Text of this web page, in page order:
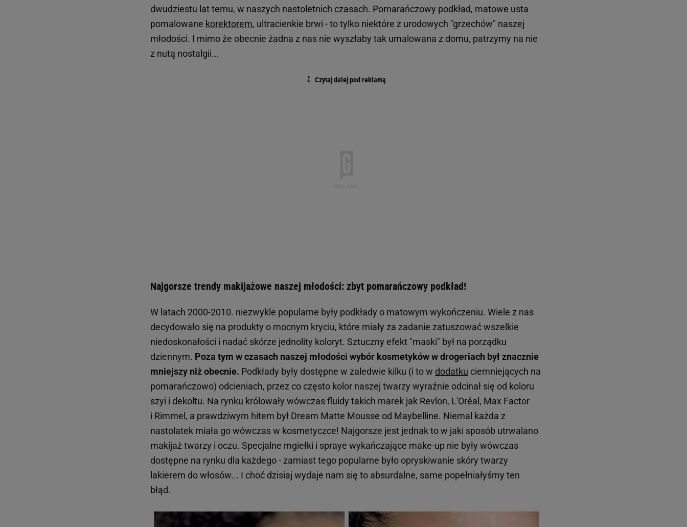
dwudziestu lat temu, w naszych nastoletnich czasach. Pomarańczowy podkład, matowe usta
pomalowane korektorem, ultracienkie brwi - to tylko niektóre z urodowych "grzechów" naszej
młodości. I mimo że obecnie żadna z nas nie wyszłaby tak umalowana z domu, patrzymy na nie
z nutą nostalgii...
Najgorsze trendy makijażowe naszej młodości: zbyt pomarańczowy podkład!
W latach 2000-2010. niezwykle popularne były podkłady o matowym wykończeniu. Wiele z nas
decydowało się na produkty o mocnym kryciu, które miały za zadanie zatuszować wszelkie
niedoskonałości i nadać skórze jednolity koloryt. Sztuczny efekt "maski" był na porządku
dziennym. Poza tym w czasach naszej młodości wybór kosmetyków w drogeriach był znacznie
mniejszy niż obecnie. Podkłady były dostępne w zaledwie kilku (i to w dodatku ciemniejących na
pomarańczowo) odcieniach, przez co często kolor naszej twarzy wyraźnie odcinał się od koloru
szyi i dekoltu. Na rynku królowały wówczas fluidy takich marek jak Revlon, L'Oréal, Max Factor
i Rimmel, a prawdziwym hitem był Dream Matte Mousse od Maybelline. Niemal każda z
nastolatek miała go wówczas w kosmetyczce! Najgorsze jest jednak to w jaki sposób utrwalano
makijaż twarzy i oczu. Specjalne mgiełki i spraye wykańczające make-up nie były wówczas
dostępne na rynku dla każdego - zamiast tego popularne było opryskiwanie skóry twarzy
lakierem do włosów... I choć dzisiaj wydaje nam się to absurdalne, same popełniałyśmy ten
błąd.